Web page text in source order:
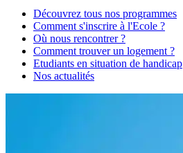
Découvrez tous nos programmes
Comment s'inscrire à l'Ecole ?
Où nous rencontrer ?
Comment trouver un logement ?
Etudiants en situation de handicap
Nos actualités